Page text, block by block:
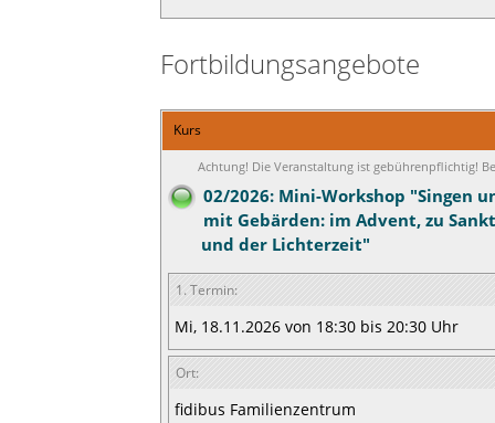
Fortbildungsangebote
Kurs
Achtung! Die Veranstaltung ist gebührenpflichtig!
02/2026: Mini-Workshop "Singen
mit Gebärden: im Advent, zu
und der Lichterzeit"
1. Termin:
Mi, 18.11.2026 von 18:30 bis 20:30 Uhr
Ort:
fidibus Familienzentrum